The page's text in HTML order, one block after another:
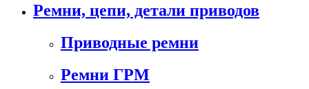
Ремни, цепи, детали приводов
Приводные ремни
Ремни ГРМ